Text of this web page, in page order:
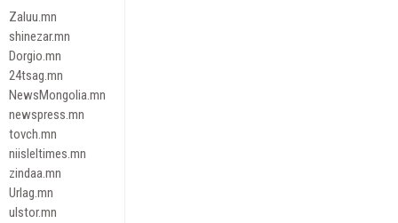
Zaluu.mn
shinezar.mn
Dorgio.mn
24tsag.mn
NewsMongolia.mn
newspress.mn
tovch.mn
niisleltimes.mn
zindaa.mn
Urlag.mn
ulstor.mn